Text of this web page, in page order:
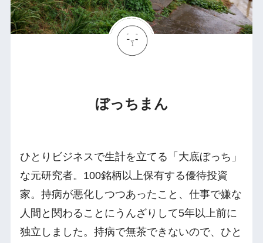
ぼっちまん
ひとりビジネスで生計を立てる「大底ぼっち」
な元研究者。100銘柄以上保有する優待投資
家。持病が悪化しつつあったこと、仕事で嫌な
人間と関わることにうんざりして5年以上前に
独立しました。持病で無茶できないので、ひと